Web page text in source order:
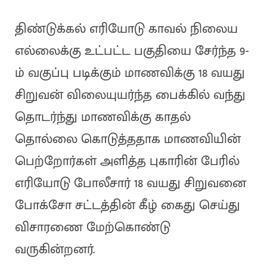
திண்டுக்கல் எரியோடு காவல் நிலைய
எல்லைக்கு உட்பட்ட பகுதியை சேர்ந்த 9-
ம் வகுப்பு படிக்கும் மாணவிக்கு 18 வயது
சிறுவன் விலையுயர்ந்த பைக்கில் வந்து
தொடர்ந்து மாணவிக்கு காதல்
தொல்லை கொடுத்ததாக மாணவியின்
பெற்றோர்கள் அளித்த புகாரின் பேரில்
எரியோடு போலீசார் 18 வயது சிறுவனை
போக்சோ சட்டத்தின் கீழ் கைது செய்து
விசாரணை மேற்கொண்டு
வருகின்றனர்.